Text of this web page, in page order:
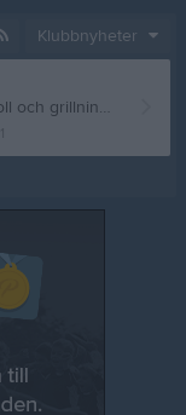
Klubbnyheter
Innan terminen drar igång så blir det brännboll och grillning, vi sammlas på onsdag 12/8 vid Storan 18:00. Frågor eller matpreferenser? Mejla: styrelsen@gfidrottjudoklubb.se /tränarna